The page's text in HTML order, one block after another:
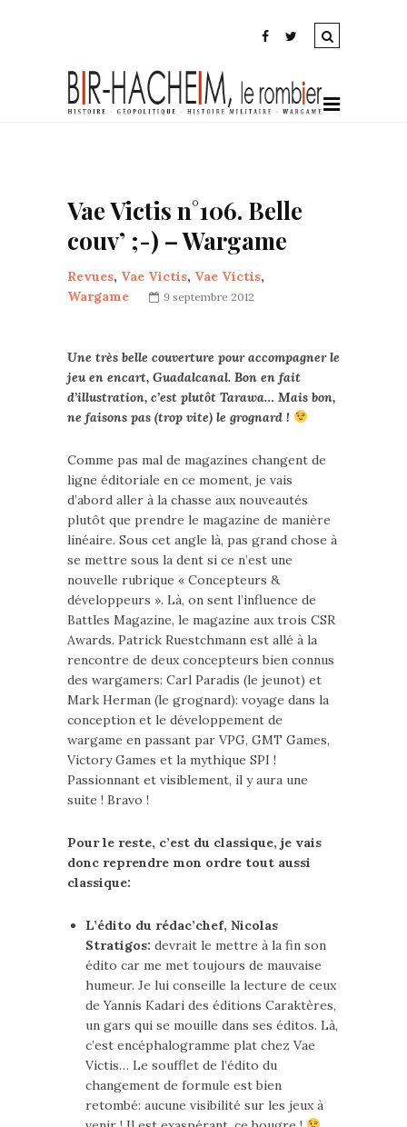
Vae Victis n°106. Belle
couv’ ;-) – Wargame
Revues, Vae Victis, Vae Victis,
Wargame
9 septembre 2012
Une très belle couverture pour accompagner le
jeu en encart, Guadalcanal. Bon en fait
d’illustration, c’est plutôt Tarawa… Mais bon,
ne faisons pas (trop vite) le grognard !
Comme pas mal de magazines changent de
ligne éditoriale en ce moment, je vais
d’abord aller à la chasse aux nouveautés
plutôt que prendre le magazine de manière
linéaire. Sous cet angle là, pas grand chose à
se mettre sous la dent si ce n’est une
nouvelle rubrique « Concepteurs &
développeurs ». Là, on sent l’influence de
Battles Magazine, le magazine aux trois CSR
Awards. Patrick Ruestchmann est allé à la
rencontre de deux concepteurs bien connus
des wargamers: Carl Paradis (le jeunot) et
Mark Herman (le grognard): voyage dans la
conception et le développement de
wargame en passant par VPG, GMT Games,
Victory Games et la mythique SPI !
Passionnant et visiblement, il y aura une
suite ! Bravo !
Pour le reste, c’est du classique, je vais
donc reprendre mon ordre tout aussi
classique:
L’édito du rédac’chef, Nicolas
Stratigos: devrait le mettre à la fin son
édito car me met toujours de mauvaise
humeur. Je lui conseille la lecture de ceux
de Yannis Kadari des éditions Caraktères,
un gars qui se mouille dans ses éditos. Là,
c’est encéphalogramme plat chez Vae
Victis… Le soufflet de l’édito du
changement de formule est bien
retombé: aucune visibilité sur les jeux à